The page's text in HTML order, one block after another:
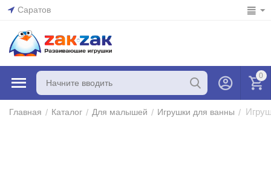
Саратов
0
Главная / Каталог / Для малышей / Игрушки для ванны /